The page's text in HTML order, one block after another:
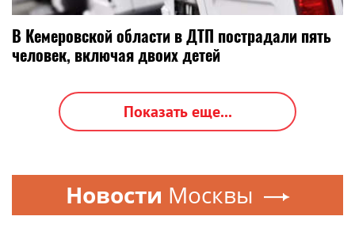
В Кемеровской области в ДТП пострадали пять
человек, включая двоих детей
Показать еще...
Новости Москвы